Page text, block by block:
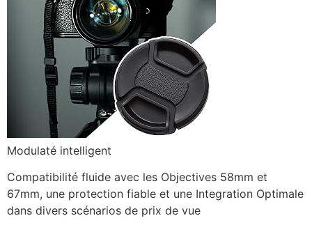
Modulaté intelligent
Compatibilité fluide avec les Objectives 58mm et
67mm, une protection fiable et une Integration Optimale
dans divers scénarios de prix de vue